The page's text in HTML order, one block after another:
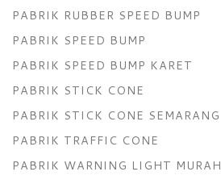
PABRIK RUBBER SPEED BUMP
PABRIK SPEED BUMP
PABRIK SPEED BUMP KARET
PABRIK STICK CONE
PABRIK STICK CONE SEMARANG
PABRIK TRAFFIC CONE
PABRIK WARNING LIGHT MURAH